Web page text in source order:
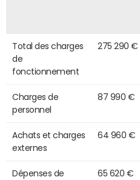
Total des charges
de
fonctionnement
275 290 €
Charges de
personnel
87 990 €
Achats et charges
externes
64 960 €
Dépenses de 65 620 €